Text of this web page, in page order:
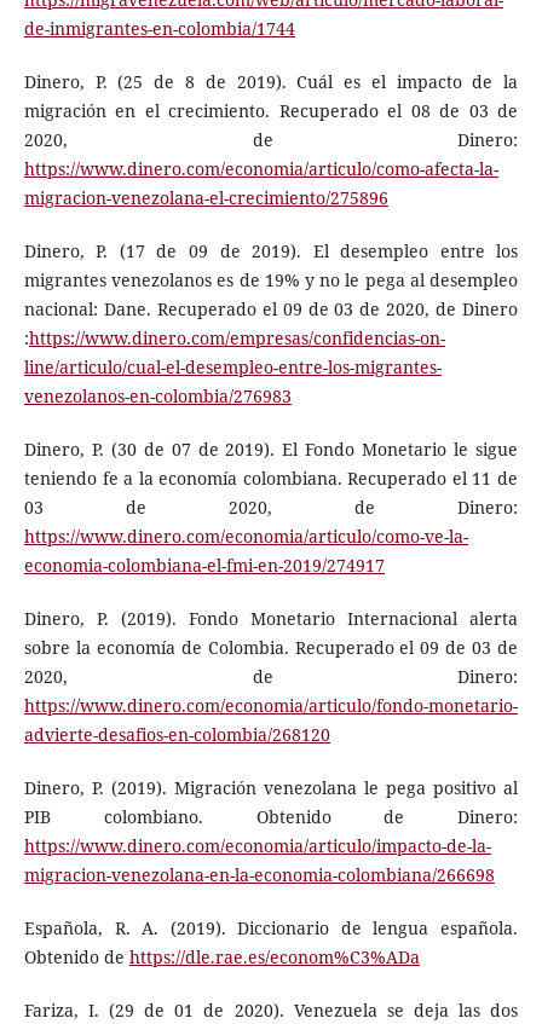
de-inmigrantes-en-colombia/1744
Dinero, P. (25 de 8 de 2019). Cuál es el impacto de la
migración en el crecimiento. Recuperado el 08 de 03 de
2020, de Dinero:
https://www.dinero.com/economia/articulo/como-afecta-la-
migracion-venezolana-el-crecimiento/275896
Dinero, P. (17 de 09 de 2019). El desempleo entre los
migrantes venezolanos es de 19% y no le pega al desempleo
nacional: Dane. Recuperado el 09 de 03 de 2020, de Dinero
:https://www.dinero.com/empresas/confidencias-on-
line/articulo/cual-el-desempleo-entre-los-migrantes-
venezolanos-en-colombia/276983
Dinero, P. (30 de 07 de 2019). El Fondo Monetario le sigue
teniendo fe a la economía colombiana. Recuperado el 11 de
03 de 2020, de Dinero:
https://www.dinero.com/economia/articulo/como-ve-la-
economia-colombiana-el-fmi-en-2019/274917
Dinero, P. (2019). Fondo Monetario Internacional alerta
sobre la economía de Colombia. Recuperado el 09 de 03 de
2020, de Dinero:
https://www.dinero.com/economia/articulo/fondo-monetario-
advierte-desafios-en-colombia/268120
Dinero, P. (2019). Migración venezolana le pega positivo al
PIB colombiano. Obtenido de Dinero:
https://www.dinero.com/economia/articulo/impacto-de-la-
migracion-venezolana-en-la-economia-colombiana/266698
Española, R. A. (2019). Diccionario de lengua española.
Obtenido de https://dle.rae.es/econom%C3%ADa
Fariza, I. (29 de 01 de 2020). Venezuela se deja las dos